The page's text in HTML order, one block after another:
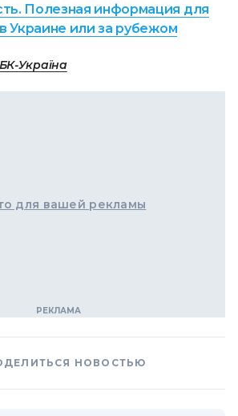
Полезная информация для
Украине или за рубежом
Україна
для вашей рекламы
НОВОСТЬЮ